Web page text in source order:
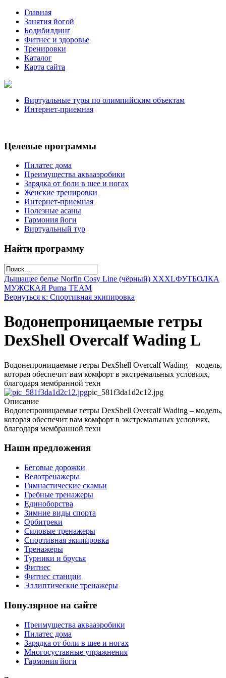
Главная
Занятия йогой
Бодибилдинг
Фитнес и здоровье
Тренировки
Каталог
Карта сайта
Виртуальные туры по олимпийским объектам
Интернет-приемная
Целевые программы
Пилатес дома
Преимущества аквааэробики
Зарядка от боли в шее и ногах
Женские тренировки
Интернет-приемная
Полезные асаны
Гармония йоги
Виртуальный тур
Найти программу
Дышащее белье Norfin Cosy Line (чёрный) XXXLФУТБОЛКА
МУЖСКАЯ Puma TEAM
Вернуться к: Спортивная экипировка
Водонепроницаемые гетры
DexShell Overcalf Wading L
Водонепроницаемые гетры DexShell Overcalf Wading – модель,
которая обеспечит вам комфорт в экстремальных условиях,
благодаря мембранной техн
pic_581f3da1d2c12.jpg
Описание
Водонепроницаемые гетры DexShell Overcalf Wading – модель,
которая обеспечит вам комфорт в экстремальных условиях,
благодаря мембранной техн
Наши предложения
Беговые дорожки
Велотренажеры
Гимнастические скамьи
Гребные тренажеры
Единоборства
Зимние виды спорта
Орбитреки
Силовые тренажеры
Спортивная экипировка
Тренажеры
Турники и брусья
Фитнес
Фитнес станции
Эллиптические тренажеры
Популярное на сайте
Преимущества аквааэробики
Пилатес дома
Зарядка от боли в шее и ногах
Многосуставные упражнения
Гармония йоги